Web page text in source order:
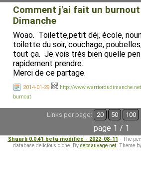
Comment j'ai fait un burnout
Dimanche
Woao. Toilette,petit déj, école,
toilette du soir, couchage,
tout ça. Je vois très bien quelle
rapidement prendre.
Merci de ce partage.
2014-01-29
http://
burnout
Links per page: 20 50 100
page 1 / 1
Shaarli 0.0.41 beta modifiée - 2022-08-11 - The
database delicious clone. By sebsauvage.net. Theme